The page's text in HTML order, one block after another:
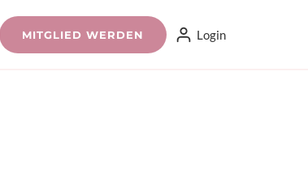
MITGLIED WERDEN Login